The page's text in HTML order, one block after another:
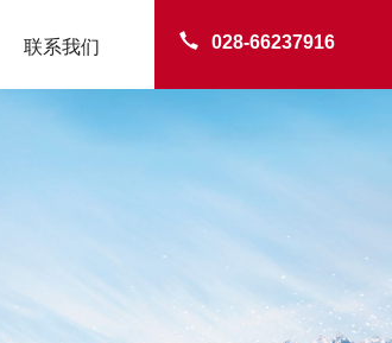
028-66237916
联系我们